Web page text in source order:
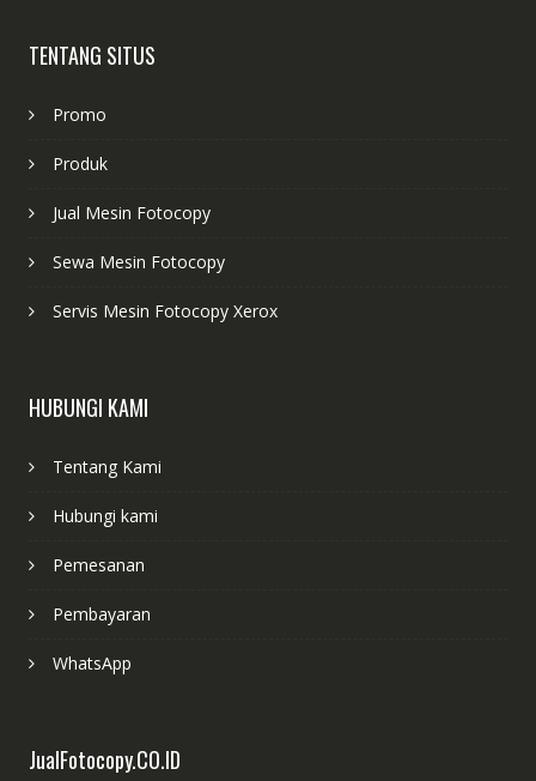
TENTANG SITUS
Promo
Produk
Jual Mesin Fotocopy
Sewa Mesin Fotocopy
Servis Mesin Fotocopy Xerox
HUBUNGI KAMI
Tentang Kami
Hubungi kami
Pemesanan
Pembayaran
WhatsApp
JualFotocopy.CO.ID